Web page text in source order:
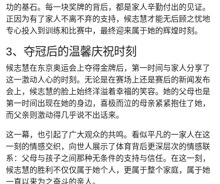
功的基石。每一块奖牌的背后，都是家人辛勤付出的见证。
正因为有了家人不离不弃的支持，候志慧才能无后顾之忧地
专心投入到训练和比赛中，最终迎来属于她的辉煌时刻。
3、夺冠后的温馨庆祝时刻
候志慧在东京奥运会上夺得金牌后，第一时间与家人分享了
这一激动人心的时刻。无论是在赛场上还是赛后的新闻发布
会上，候志慧的脸上始终洋溢着幸福的笑容。她的父母也是
第一时间出现在她的身边，喜极而泣的母亲紧紧抱住了她，
而父亲则激动得几乎说不出话来。
这一幕，也引起了广大观众的共鸣。看似平凡的一家人在这
一刻的情感交织，向世人展示了体育背后更深层次的情感联
系：父母与孩子之间那种无条件的支持与信任。在这一刻，
候志慧的胜利不仅仅属于她个人，更属于整个家庭，属于她
一直以来为之奋斗的亲人。